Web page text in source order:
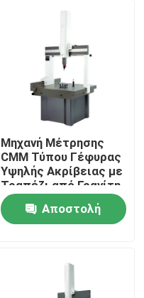
Μηχανή Μέτρησης
CMM Τύπου Γέφυρας
Υψηλής Ακρίβειας με
Τραπέζι από Γρανίτη
για Ακριβή Μέτρηση
3D Συντεταγμένων
Αποστολή